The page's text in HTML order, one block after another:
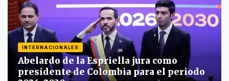
INTERNACIONALES
Abelardo de la Espriella jura como
presidente de Colombia para el periodo